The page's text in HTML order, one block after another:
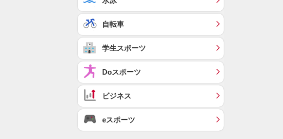
自転車
学生スポーツ
Doスポーツ
ビジネス
eスポーツ